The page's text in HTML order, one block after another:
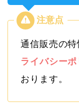
通信販売の
ライバシー
おります。